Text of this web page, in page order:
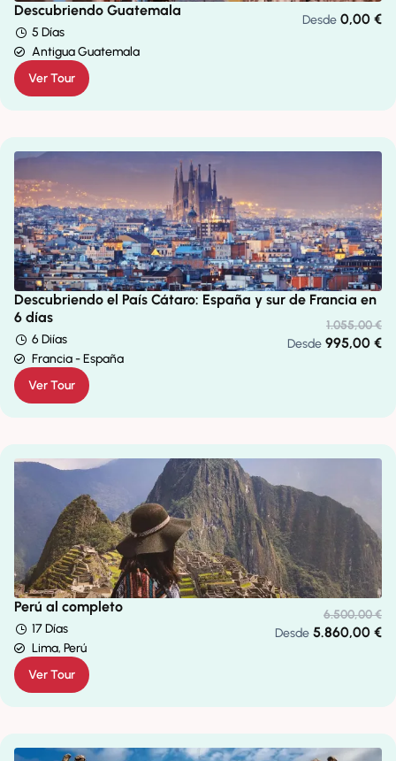
Descubriendo Guatemala
5 Días
Antigua Guatemala
Desde 0,00 €
Ver Tour
Descubriendo el País Cátaro: España y sur de Francia en
6 días
6 Diías
Francia - España
1.055,00€
Desde 995,00 €
Ver Tour
Perú al completo
17 Días
Lima, Perú
6.500,00€
Desde 5.860,00 €
Ver Tour